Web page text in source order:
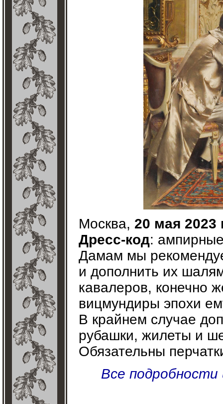
Москва, 20 мая 2023
Дресс-код:
Дамам мы
и дополнить их
кавалеров, конечно
вицмундиры эпохи
В крайнем случае
рубашки, жилеты и
Обязательны
Все